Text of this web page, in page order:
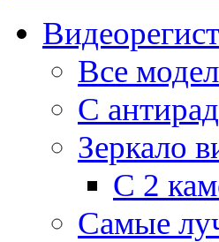
Все
C
Зеркало
С 2
Самые